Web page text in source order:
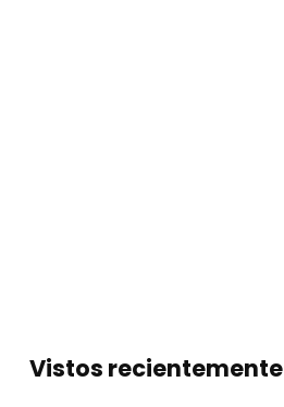
Vistos recientemente